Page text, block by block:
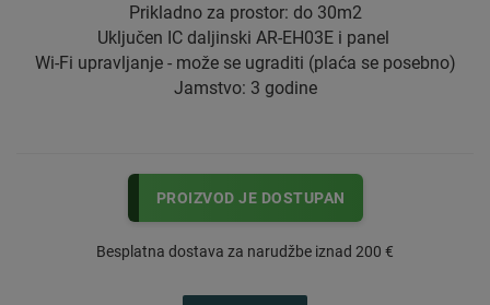
Prikladno za prostor: do 30m2
Uključen IC daljinski AR-EH03E i panel
Wi-Fi upravljanje - može se ugraditi (plaća se posebno)
Jamstvo: 3 godine
PROIZVOD JE DOSTUPAN
Besplatna dostava za narudžbe iznad 200 €